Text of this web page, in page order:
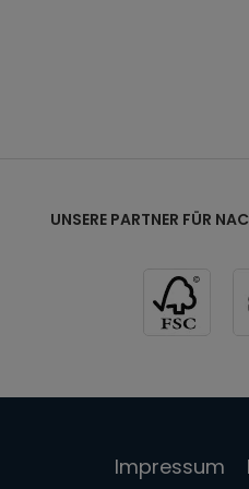
UNSERE PARTNER FÜR
Impressum